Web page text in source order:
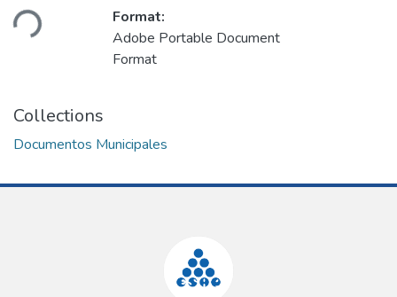
Format:
Adobe Portable Document
Format
Collections
Documentos Municipales